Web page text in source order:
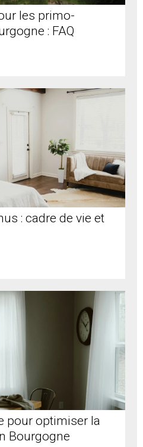
les primo-
: FAQ
: cadre de vie et
pour optimiser la
Bourgogne